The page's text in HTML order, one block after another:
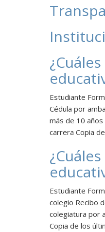
Estudiante
Cédula por
más de 10
carrera Copia
Estudiante
colegio Recibo
colegiatura por
Copia de los